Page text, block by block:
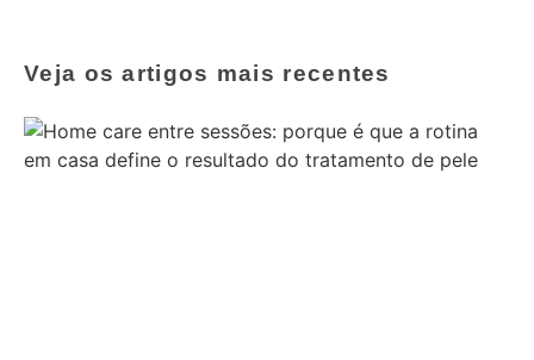
Veja os artigos mais recentes